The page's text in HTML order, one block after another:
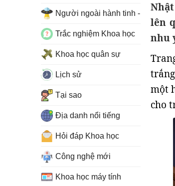
lên
nhu
một
cho
Người ngoài hành tinh - UFO
Trắc nghiệm Khoa học
Khoa học quân sự
Lịch sử
Tại sao
Địa danh nổi tiếng
Hỏi đáp Khoa học
Công nghệ mới
Khoa học máy tính